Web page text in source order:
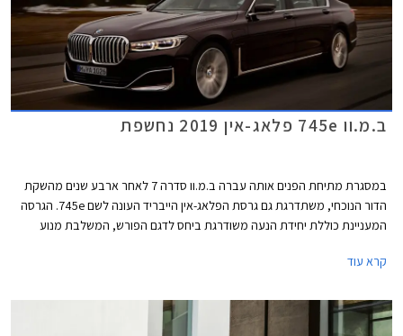
ב.מ.וו 745e פלאג-אין 2019 נחשפת
במסגרת מתיחת הפנים אותה עברה ב.מ.וו סדרה 7 לאחר ארבע שנים מהשקת
הדור הנוכחי, משתדרגת גם גרסת הפלאג-אין הייבריד העונה לשם 745e. הגרסה
המעניינת כוללת יחידת הנעה משודרגת ביחס לדגם הפורש, המשלבת מנוע
ומספק תאוצה 0-100 קמ"ש תוך 5.2 שניות, וצריכת דלק של 2.1 ליטר ל- 100
קרא עוד